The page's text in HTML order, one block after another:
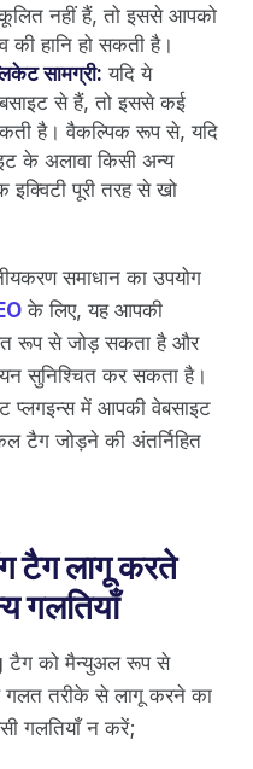
नहीं हैं, तो इससे आपको
हानि हो सकती है।
सामग्री: यदि ये
से हैं, तो इससे कई
है। वैकल्पिक रूप से, यदि
के अलावा किसी अन्य
पूरी तरह से खो
समाधान का उपयोग
के लिए, यह आपकी
रूप से जोड़ सकता है और
सुनिश्चित कर सकता है।
प्लगइन्स में आपकी वेबसाइट
टैग जोड़ने की अंतर्निहित
टैग लागू करते
गलतियाँ
टैग को मैन्युअल रूप से
गलत तरीके से लागू करने का
गलतियाँ न करें;